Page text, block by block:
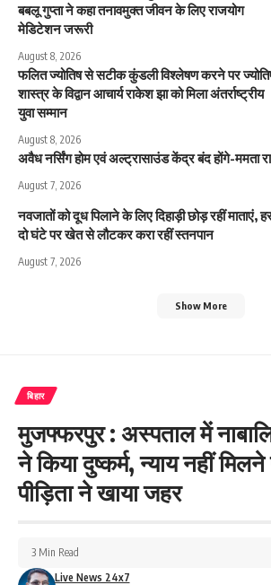
बबलू गुप्ता ने कहा तनावमुक्त जीवन के लिए राजयोग
मेडिटेशन जरूरी
August 8, 2026
फलित ज्योतिष से सटीक कुंडली विश्लेषण करने पर
शास्त्र के विद्वान आचार्य राकेश झा को मिला अंतर्राष्ट्रीय
युवा सम्मान
August 8, 2026
अवैध नर्सिंग होम एवं अल्ट्रासाउंड केंद्र बंद होंगे-ममता
August 7, 2026
नवजातों को दूध पिलाने के लिए दिहाड़ी छोड़ रहीं माताएं,
दो घंटे पर खेत से लौटकर करा रहीं स्तनपान
August 7, 2026
Show More
बिहार
मुजफ्फरपुर : अस्पताल में
ने किया दुष्कर्म, न्याय नहीं मिलने
पीड़िता ने खाया जहर
Live News 24x7
3 Min Read